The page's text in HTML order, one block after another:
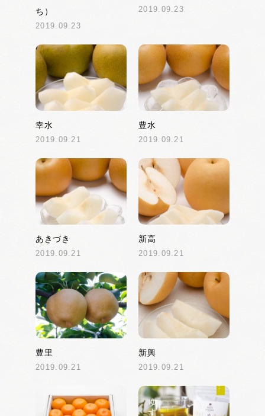
ち）
2019.09.23
2019.09.23
幸水
2019.09.21
豊水
2019.09.21
あきづき
2019.09.21
新高
2019.09.21
豊里
2019.09.21
新興
2019.09.21